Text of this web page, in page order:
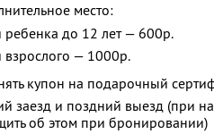
место:
ребенка до 12 лет — 600р.
взрослого — 1000р.
купон на подарочный
заезд и поздний выезд (при
об этом при бронировании)